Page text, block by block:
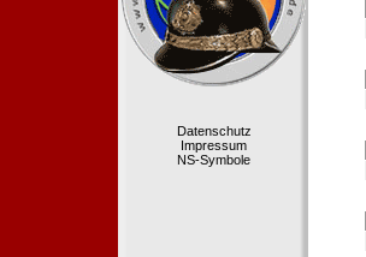
Datenschutz
Impressum
NS-Symbole